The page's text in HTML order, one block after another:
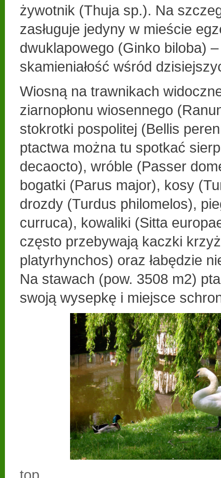
żywotnik (Thuja sp.). Na
zasługuje jedyny w mieście
dwuklapowego (Ginko biloba)
skamieniałość wśród
Wiosną na trawnikach
ziarnopłonu wiosennego
stokrotki pospolitej (Bellis
ptactwa można tu spotkać
decaocto), wróble (Passer
bogatki (Parus major), kosy
drozdy (Turdus philomelos),
curruca), kowaliki (Sitta
często przebywają kaczki
platyrhynchos) oraz łabędzie
Na stawach (pow. 3508 m2)
swoją wysepkę i miejsce
top